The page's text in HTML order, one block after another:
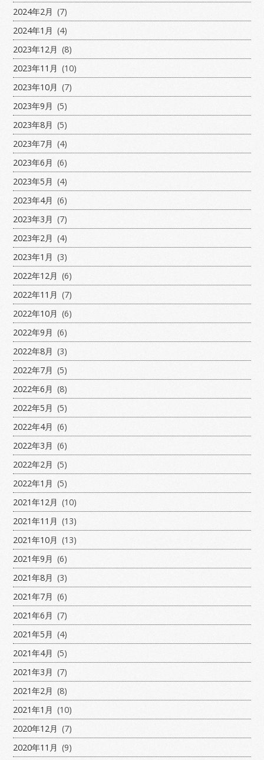
2024年2月 (7)
2024年1月 (4)
2023年12月 (8)
2023年11月 (10)
2023年10月 (7)
2023年9月 (5)
2023年8月 (5)
2023年7月 (4)
2023年6月 (6)
2023年5月 (4)
2023年4月 (6)
2023年3月 (7)
2023年2月 (4)
2023年1月 (3)
2022年12月 (6)
2022年11月 (7)
2022年10月 (6)
2022年9月 (6)
2022年8月 (3)
2022年7月 (5)
2022年6月 (8)
2022年5月 (5)
2022年4月 (6)
2022年3月 (6)
2022年2月 (5)
2022年1月 (5)
2021年12月 (10)
2021年11月 (13)
2021年10月 (13)
2021年9月 (6)
2021年8月 (3)
2021年7月 (6)
2021年6月 (7)
2021年5月 (4)
2021年4月 (5)
2021年3月 (7)
2021年2月 (8)
2021年1月 (10)
2020年12月 (7)
2020年11月 (9)